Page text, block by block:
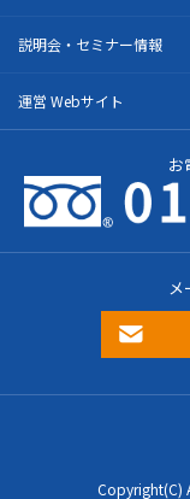
説明会・セミナー情報
運営 Webサイト
お
Copyright(C)